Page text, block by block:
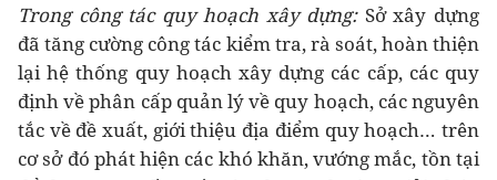
Trong công tác quy hoạch xây dựng:Sở xây dựng
đã tăng cường công tác kiểm tra, rà soát, hoàn thiện
lại hệ thống quy hoạch xây dựng các cấp, các quy
định về phân cấp quản lý về quy hoạch, các nguyên
tắc về đề xuất, giới thiệu địa điểm quy hoạch… trên
cơ sở đó phát hiện các khó khăn, vướng mắc, tồn tại